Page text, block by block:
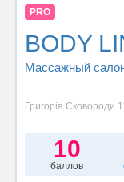
PRO
BODY
Массажный
Григорія Сковороди
10
баллов